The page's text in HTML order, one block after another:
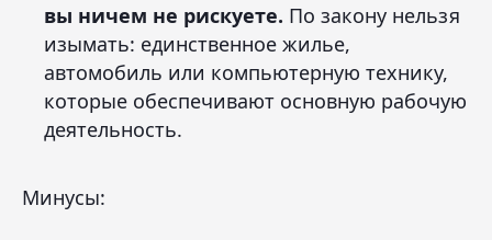
вы ничем не рискуете. По закону нельзя
изымать: единственное жилье,
автомобиль или компьютерную технику,
которые обеспечивают основную рабочую
деятельность.
Минусы: